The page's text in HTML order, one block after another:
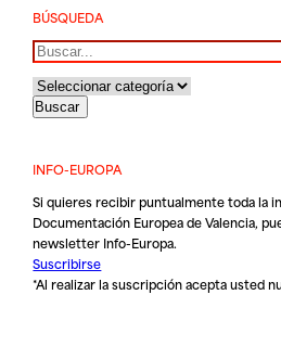
BÚSQUEDA
Buscar
INFO-EUROPA
Si quieres recibir puntualmente toda la
Documentación Europea de Valencia,
newsletter Info-Europa.
Suscribirse
*Al realizar la suscripción acepta usted